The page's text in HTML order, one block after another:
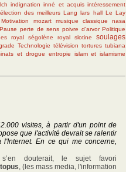
indignation inné et acquis intéressement
des meilleurs Lang lars hall Le Lay
Motivation mozart musique classique
nasa
Pause perte de sens poivre d'arvor Politique
royal ségolène royal slotine soulages
Technologie télévision tortures tubiana
et drogue entropie
islam et islamisme
visites, à partir d'un point de
que l'activité devrait se ralentir
En ce qui me concerne,
douterait, le sujet favori
, (les mass media, l'information